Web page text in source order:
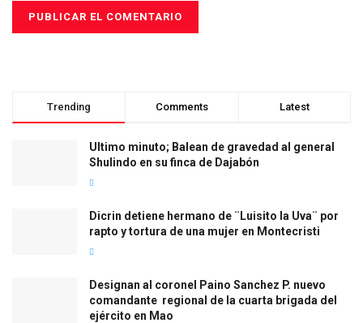
Trending Comments Latest
Ultimo minuto; Balean de gravedad al general
Shulindo en su finca de Dajabón
Dicrin detiene hermano de ¨Luisito la Uva¨ por
rapto y tortura de una mujer en Montecristi
Designan al coronel Paino Sanchez P. nuevo
comandante regional de la cuarta brigada del
ejército en Mao